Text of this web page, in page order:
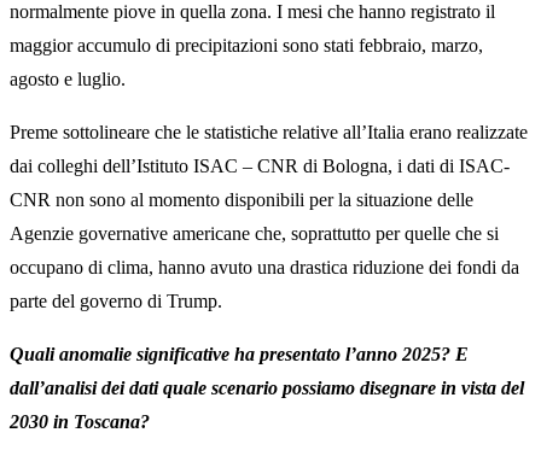
normalmente piove in quella zona. I mesi che hanno registrato il
maggior accumulo di precipitazioni sono stati febbraio, marzo,
agosto e luglio.
Preme sottolineare che le statistiche relative all’Italia erano realizzate
dai colleghi dell’Istituto ISAC – CNR di Bologna, i dati di ISAC-
CNR non sono al momento disponibili per la situazione delle
Agenzie governative americane che, soprattutto per quelle che si
occupano di clima, hanno avuto una drastica riduzione dei fondi da
parte del governo di Trump.
Quali anomalie significative ha presentato l’anno 2025? E
dall’analisi dei dati quale scenario possiamo disegnare in vista del
2030 in Toscana?